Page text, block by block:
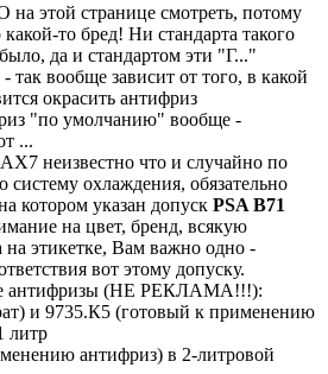
этой странице смотреть, потому
то бред! Ни стандарта такого
да и стандартом эти "Г..."
так вообще зависит от того, в какой
окрасить антифриз
"по умолчанию" вообще -
...
неизвестно что и случайно по
охлаждения, обязательно
котором указан допуск PSA B71
на цвет, бренд, всякую
на этикетке, Вам важно одно -
вот этому допуску.
антифризы (НЕ РЕКЛАМА!!!):
и 9735.К5 (готовый к применению
литр
антифриз) в 2-литровой